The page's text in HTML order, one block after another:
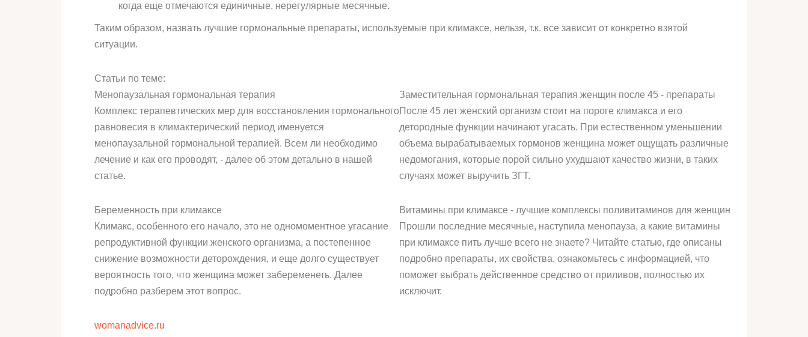
когда еще отмечаются единичные, нерегулярные месячные.
Таким образом, назвать лучшие гормональные препараты, используемые при климаксе, нельзя, т.к. все зависит от конкретно взятой
ситуации.
Статьи по теме:
Менопаузальная гормональная терапия
Комплекс терапевтических мер для восстановления гормонального
равновесия в климактерический период именуется
менопаузальной гормональной терапией. Всем ли необходимо
лечение и как его проводят, - далее об этом детально в нашей
статье.
Заместительная гормональная терапия женщин после 45 - препараты
После 45 лет женский организм стоит на пороге климакса и его
детородные функции начинают угасать. При естественном уменьшении
объема вырабатываемых гормонов женщина может ощущать различные
недомогания, которые порой сильно ухудшают качество жизни, в таких
случаях может выручить ЗГТ.
Беременность при климаксе
Климакс, особенного его начало, это не одномоментное угасание
репродуктивной функции женского организма, а постепенное
снижение возможности деторождения, и еще долго существует
вероятность того, что женщина может забеременеть. Далее
подробно разберем этот вопрос.
Витамины при климаксе - лучшие комплексы поливитаминов для женщин
Прошли последние месячные, наступила менопауза, а какие витамины
при климаксе пить лучше всего не знаете? Читайте статью, где описаны
подробно препараты, их свойства, ознакомьтесь с информацией, что
поможет выбрать действенное средство от приливов, полностью их
исключит.
womanadvice.ru